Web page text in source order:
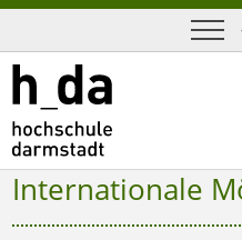
Internationale